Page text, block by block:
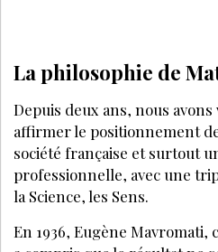
La philosophie de
Depuis deux ans, nous
affirmer le positionnement
société française et surtout
professionnelle, avec une
la Science, les Sens.
En 1936, Eugène Mavromati,